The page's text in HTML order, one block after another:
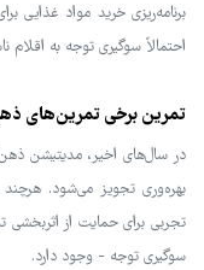
برنامه‌ریزی خرید مواد غذایی
احتمالاً سوگیری توجه به اقلام
تمرین برخی تمرین‌های
در سال‌های اخیر، مدیتیشن
بهره‌وری تجویز می‌شود.
تجربی برای حمایت از
سوگیری توجه - وجود دارد.